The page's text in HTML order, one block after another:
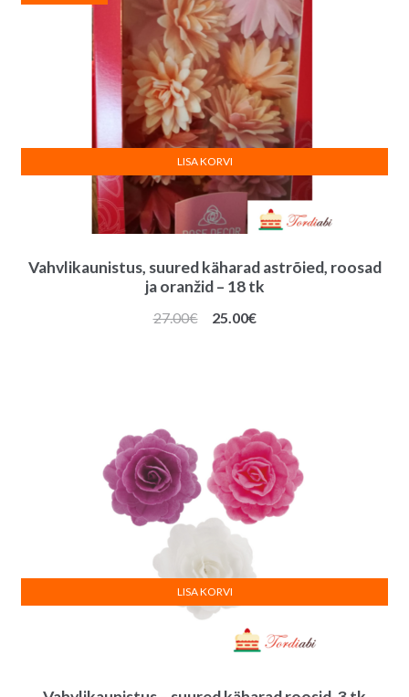
Vahvlikaunistus, suured käharad astrõied, roosad
ja oranžid – 18 tk
27.00€
Algne
25.00€Praegune
LISA KORVI
LISA KORVI